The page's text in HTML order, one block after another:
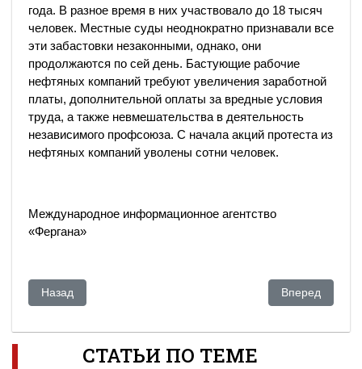
года. В разное время в них участвовало до 18 тысяч
человек. Местные суды неоднократно признавали все
эти забастовки незаконными, однако, они
продолжаются по сей день. Бастующие рабочие
нефтяных компаний требуют увеличения заработной
платы, дополнительной оплаты за вредные условия
труда, а также невмешательства в деятельность
независимого профсоюза. С начала акций протеста из
нефтяных компаний уволены сотни человек.
Международное информационное агентство
«Фергана»
Предыдущий: Путин в 2012 году снова станет президентом
Назад Следующий:
Вперед
СТАТЬИ ПО ТЕМЕ